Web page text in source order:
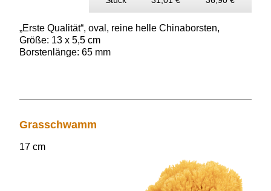
„Erste Qualität“, oval, reine helle Chinaborsten,
Größe: 13 x 5,5 cm
Borstenlänge: 65 mm
Grasschwamm
17 cm